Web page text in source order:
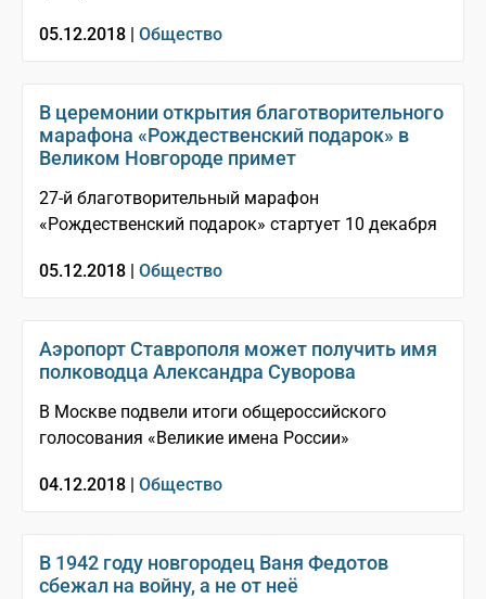
05.12.2018 | Общество
В церемонии открытия благотворительного
марафона «Рождественский подарок» в
Великом Новгороде примет
27-й благотворительный марафон
«Рождественский подарок» стартует 10 декабря
05.12.2018 | Общество
Аэропорт Ставрополя может получить имя
полководца Александра Суворова
В Москве подвели итоги общероссийского
голосования «Великие имена России»
04.12.2018 | Общество
В 1942 году новгородец Ваня Федотов
сбежал на войну, а не от неё